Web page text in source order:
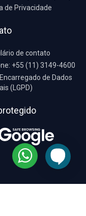
de Privacidade
de contato
+55 (11) 3149-4600
de Dados
(LGPD)